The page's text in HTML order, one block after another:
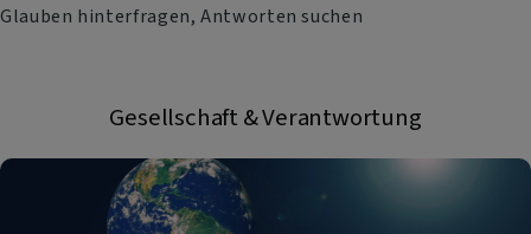
Glauben hinterfragen, Antworten suchen
Gesellschaft & Verantwortung